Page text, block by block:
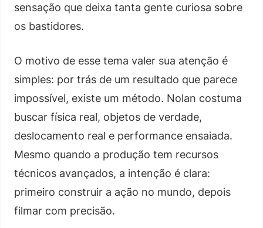
sensação que deixa tanta gente curiosa sobre
os bastidores.
O motivo de esse tema valer sua atenção é
simples: por trás de um resultado que parece
impossível, existe um método. Nolan costuma
buscar física real, objetos de verdade,
deslocamento real e performance ensaiada.
Mesmo quando a produção tem recursos
técnicos avançados, a intenção é clara:
primeiro construir a ação no mundo, depois
filmar com precisão.